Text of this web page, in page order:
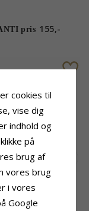
pris 155,-
øreringe i sølv
cookies til
vise dig
indhold og
på
brug af
vores brug
i vores
Google